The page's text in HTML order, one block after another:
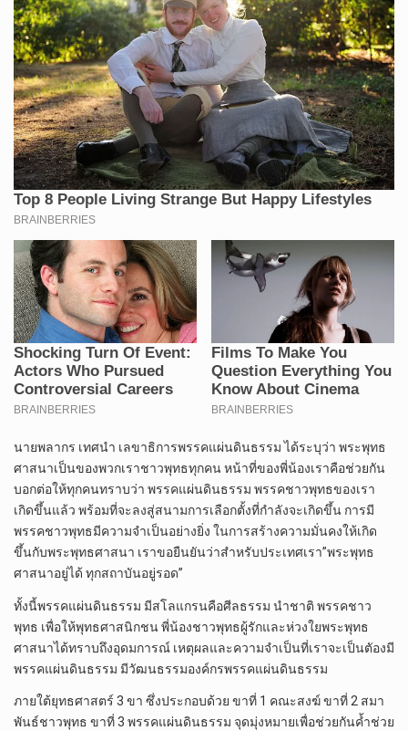
นายพลากร เทศนำ เลขาธิการพรรคแผ่นดินธรรม ได้ระบุว่า พระพุทธ
ศาสนาเป็นของพวกเราชาวพุทธทุกคน หน้าที่ของพี่น้องเราคือช่วยกัน
บอกต่อให้ทุกคนทราบว่า พรรคแผ่นดินธรรม พรรคชาวพุทธของเรา
เกิดขึ้นแล้ว พร้อมที่จะลงสู่สนามการเลือกตั้งที่กำลังจะเกิดขึ้น การมี
พรรคชาวพุทธมีความจำเป็นอย่างยิ่ง ในการสร้างความมั่นคงให้เกิด
ขึ้นกับพระพุทธศาสนา เราขอยืนยันว่าสำหรับประเทศเรา”พระพุทธ
ศาสนาอยู่ได้ ทุกสถาบันอยู่รอด”
ทั้งนี้พรรคแผ่นดินธรรม มีสโลแกรนคือศีลธรรม นำชาติ พรรคชาว
พุทธ เพื่อให้พุทธศาสนิกชน พี่น้องชาวพุทธผู้รักและห่วงใยพระพุทธ
ศาสนาได้ทราบถึงอุดมการณ์ เหตุผลและความจำเป็นที่เราจะเป็นตัองมี
พรรคแผ่นดินธรรม มีวัฒนธรรมองค์กรพรรคแผ่นดินธรรม
ภายใต้ยุทธศาสตร์ 3 ขา ซึ่งประกอบด้วย ขาที่ 1 คณะสงฆ์ ขาที่ 2 สมา
พันธ์ชาวพุทธ ขาที่ 3 พรรคแผ่นดินธรรม จุดมุ่งหมายเพื่อช่วยกันค้ำช่วย